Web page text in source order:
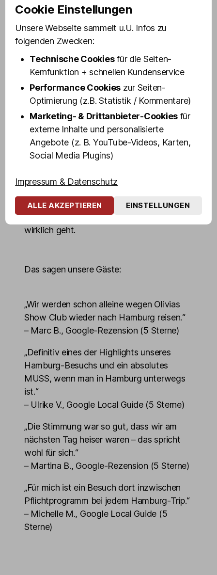
Drinnen ist es kuschelig aber klimatisiert,
die Luft knistert trotzdem ordentlich, und
die Bühne ist so nah, dass man wirklich
sagen kann: Olivias Drag Queens sind
sozusagen Stars zum Anfassen.
Das Ambiente ist anrüchig, glamourös und
zu hundert Prozent Reeperbahn, echt und
authentisch wie in den goldenen Kiez-
Jahren. Kein Wunder: Vor unseren Zeiten
feierten hier schon die Beatles und das
Milieu.
Motto bis heute: Gäste voll, Gläser leer und
Olivias Show Club sind Pflicht für alle, die
wissen wollen, was auf der Großen Freiheit
wirklich geht.
Das sagen unsere Gäste:
„Wir werden schon alleine wegen Olivias
Show Club wieder nach Hamburg reisen.“
– Marc B., Google-Rezension (5 Sterne)
„Definitiv eines der Highlights unseres
Hamburg-Besuchs und ein absolutes
MUSS, wenn man in Hamburg unterwegs
ist.“
– Ulrike V., Google Local Guide (5 Sterne)
„Die Stimmung war so gut, dass wir am
nächsten Tag heiser waren – das spricht
wohl für sich.“
– Martina B., Google-Rezension (5 Sterne)
„Für mich ist ein Besuch dort inzwischen
Pflichtprogramm bei jedem Hamburg-Trip.“
– Michelle M., Google Local Guide (5
Sterne)
Cookie Einstellungen
Unsere Webseite sammelt u.U. Infos zu
folgenden Zwecken:
Technische Cookiesfür die Seiten-
Kernfunktion + schnellen Kundenservice
Performance Cookies zur Seiten-
Optimierung (z.B. Statistik / Kommentare)
Marketing- & Drittanbieter-Cookies für
externe Inhalte und personalisierte
Angebote (z. B. YouTube-Videos, Karten,
Social Media Plugins)
Impressum & Datenschutz
ALLE AKZEPTIEREN EINSTELLUNGEN